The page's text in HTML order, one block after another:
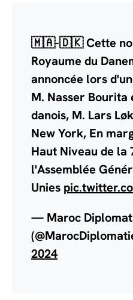
🇲🇦-🇩🇰 Cette
Royaume du
annoncée lors
M. Nasser Bourita
danois, M. Lars
New York, En
Haut Niveau de la
l'Assemblée
Unies
— Maroc
2024